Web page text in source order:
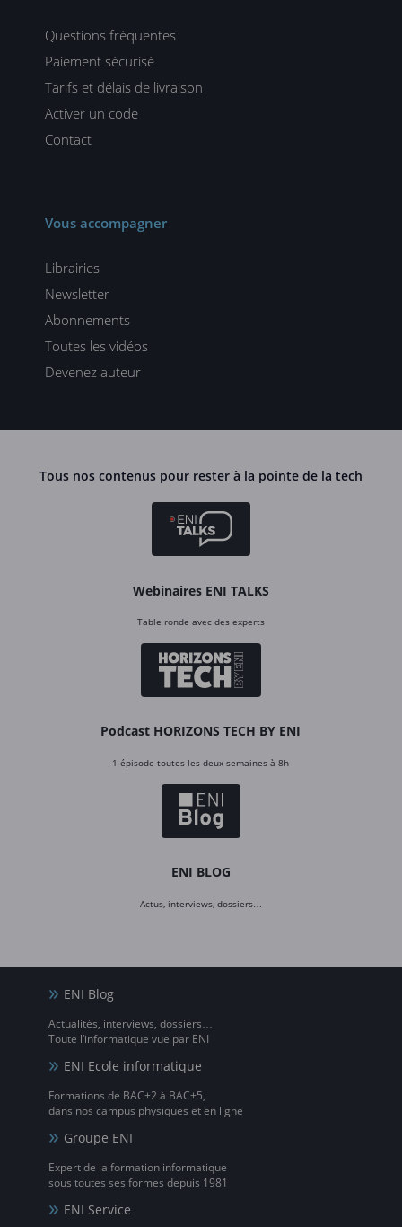
Questions fréquentes
Paiement sécurisé
Tarifs et délais de livraison
Activer un code
Contact
Vous accompagner
Librairies
Newsletter
Abonnements
Toutes les vidéos
Devenez auteur
Tous nos contenus pour rester à la pointe de la tech
Webinaires ENI TALKS
Table ronde avec des experts
Podcast HORIZONS TECH BY ENI
1 épisode toutes les deux semaines à 8h
ENI BLOG
Actus, interviews, dossiers…
ENI Blog
Actualités, interviews, dossiers…
Toute l’informatique vue par ENI
ENI Ecole informatique
Formations de BAC+2 à BAC+5,
dans nos campus physiques et en ligne
Groupe ENI
Expert de la formation informatique
sous toutes ses formes depuis 1981
ENI Service